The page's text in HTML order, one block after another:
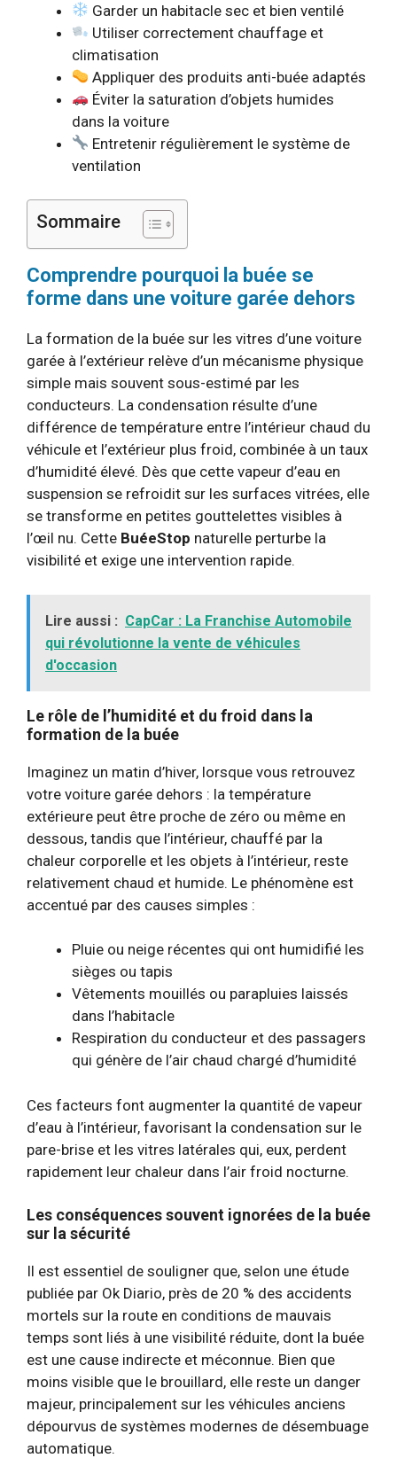
Garder un habitacle sec et bien ventilé
Utiliser correctement chauffage et
climatisation
Appliquer des produits anti-buée adaptés
Éviter la saturation d’objets humides
dans la voiture
Entretenir régulièrement le système de
ventilation
Sommaire
Comprendre pourquoi la buée se
forme dans une voiture garée dehors
La formation de la buée sur les vitres d’une voiture
garée à l’extérieur relève d’un mécanisme physique
simple mais souvent sous-estimé par les
conducteurs. La condensation résulte d’une
différence de température entre l’intérieur chaud du
véhicule et l’extérieur plus froid, combinée à un taux
d’humidité élevé. Dès que cette vapeur d’eau en
suspension se refroidit sur les surfaces vitrées, elle
se transforme en petites gouttelettes visibles à
l’œil nu. Cette BuéeStop naturelle perturbe la
visibilité et exige une intervention rapide.
Lire aussi : CapCar : La Franchise Automobile
qui révolutionne la vente de véhicules
d'occasion
Le rôle de l’humidité et du froid dans la
formation de la buée
Imaginez un matin d’hiver, lorsque vous retrouvez
votre voiture garée dehors : la température
extérieure peut être proche de zéro ou même en
dessous, tandis que l’intérieur, chauffé par la
chaleur corporelle et les objets à l’intérieur, reste
relativement chaud et humide. Le phénomène est
accentué par des causes simples :
Pluie ou neige récentes qui ont humidifié les
sièges ou tapis
Vêtements mouillés ou parapluies laissés
dans l’habitacle
Respiration du conducteur et des passagers
qui génère de l’air chaud chargé d’humidité
Ces facteurs font augmenter la quantité de vapeur
d’eau à l’intérieur, favorisant la condensation sur le
pare-brise et les vitres latérales qui, eux, perdent
rapidement leur chaleur dans l’air froid nocturne.
Les conséquences souvent ignorées de la buée
sur la sécurité
Il est essentiel de souligner que, selon une étude
publiée par Ok Diario, près de 20 % des accidents
mortels sur la route en conditions de mauvais
temps sont liés à une visibilité réduite, dont la buée
est une cause indirecte et méconnue. Bien que
moins visible que le brouillard, elle reste un danger
majeur, principalement sur les véhicules anciens
dépourvus de systèmes modernes de désembuage
automatique.